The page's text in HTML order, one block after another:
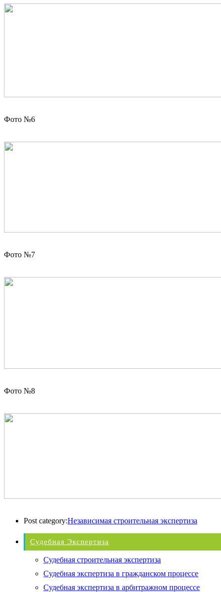
Фото №6
Фото №7
Фото №8
Post category:Независимая строительная экспертиза
Судебная Экспертиза
Судебная строительная экспертиза
Судебная экспертиза в гражданском процессе
Судебная экспертиза в арбитражном процессе